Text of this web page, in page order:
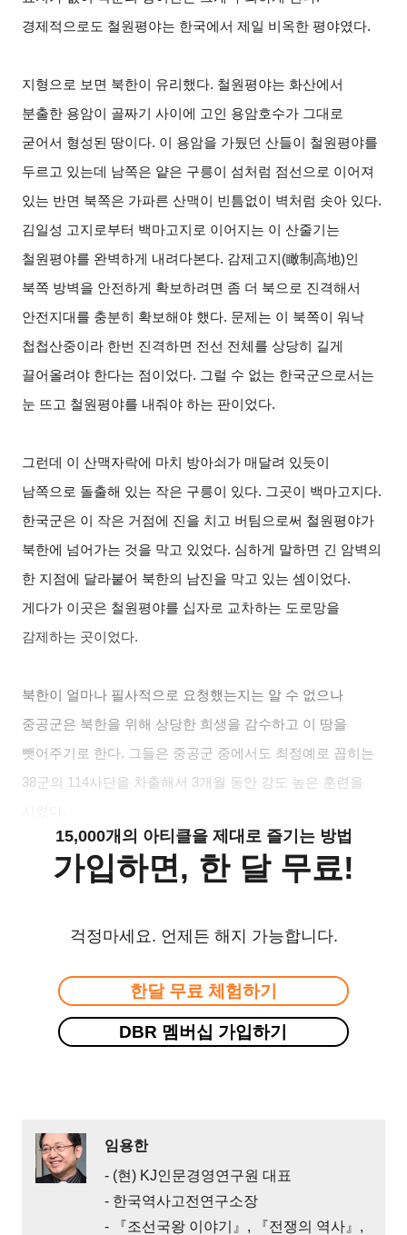
경제적으로도 철원평야는 한국에서 제일 비옥한 평야였다.
지형으로 보면 북한이 유리했다. 철원평야는 화산에서
분출한 용암이 골짜기 사이에 고인 용암호수가 그대로
굳어서 형성된 땅이다. 이 용암을 가뒀던 산들이 철원평야를
두르고 있는데 남쪽은 얕은 구릉이 섬처럼 점선으로 이어져
있는 반면 북쪽은 가파른 산맥이 빈틈없이 벽처럼 솟아 있다.
김일성 고지로부터 백마고지로 이어지는 이 산줄기는
철원평야를 완벽하게 내려다본다. 감제고지(瞰制高地)인
북쪽 방벽을 안전하게 확보하려면 좀 더 북으로 진격해서
안전지대를 충분히 확보해야 했다. 문제는 이 북쪽이 워낙
첩첩산중이라 한번 진격하면 전선 전체를 상당히 길게
끌어올려야 한다는 점이었다. 그럴 수 없는 한국군으로서는
눈 뜨고 철원평야를 내줘야 하는 판이었다.
그런데 이 산맥자락에 마치 방아쇠가 매달려 있듯이
남쪽으로 돌출해 있는 작은 구릉이 있다. 그곳이 백마고지다.
한국군은 이 작은 거점에 진을 치고 버팀으로써 철원평야가
북한에 넘어가는 것을 막고 있었다. 심하게 말하면 긴 암벽의
한 지점에 달라붙어 북한의 남진을 막고 있는 셈이었다.
게다가 이곳은 철원평야를 십자로 교차하는 도로망을
감제하는 곳이었다.
북한이 얼마나 필사적으로 요청했는지는 알 수 없으나
중공군은 북한을 위해 상당한 희생을 감수하고 이 땅을
뺏어주기로 한다. 그들은 중공군 중에서도 최정예로 꼽히는
38군의 114사단을 차출해서 3개월 동안 강도 높은 훈련을
15,000개의 아티클을 제대로 즐기는 방법
가입하면, 한 달 무료!
걱정마세요. 언제든 해지 가능합니다.
한달 무료 체험하기
DBR 멤버십 가입하기
임용한
- (현) KJ인문경영연구원 대표
- 한국역사고전연구소장
- 『조선국왕 이야기』, 『전쟁의 역사』,